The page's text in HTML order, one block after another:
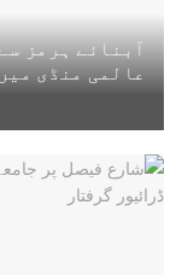
آبنائے ہرمز
عالمی منڈی